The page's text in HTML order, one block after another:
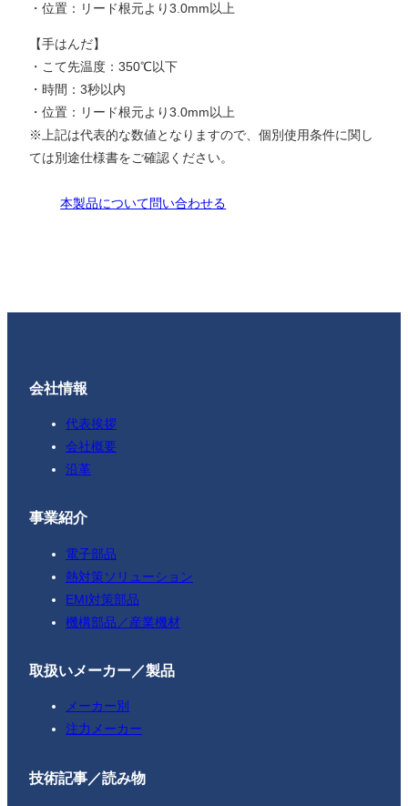
・位置：リード根元より3.0mm以上
【手はんだ】
・こて先温度：350℃以下
・時間：3秒以内
・位置：リード根元より3.0mm以上
※上記は代表的な数値となりますので、個別使用条件に関し
ては別途仕様書をご確認ください。
本製品について問い合わせる
会社情報
代表挨拶
会社概要
沿革
事業紹介
電子部品
熱対策ソリューション
EMI対策部品
機構部品／産業機材
取扱いメーカー／製品
メーカー別
注力メーカー
技術記事／読み物